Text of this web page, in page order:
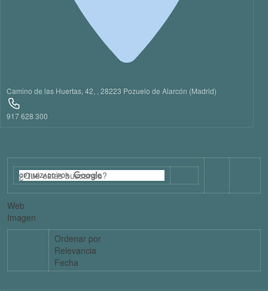
Camino de las Huertas, 42, , 28223 Pozuelo de Alarcón (Madrid)
917 628 300
Web
Imagen
Ordenar por
Relevancia
Fecha